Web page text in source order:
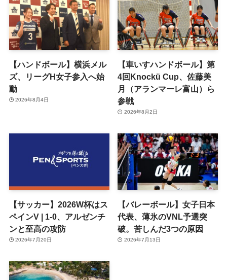
【ハンドボール】横浜メル
ズ、リーグH女子参入へ始
動
2026年8月4日
【車いすハンドボール】第
4回Knockü Cup、佐藤美
月（アランマーレ富山）ら
参戦
2026年8月2日
【サッカー】2026W杯はス
ペインV | 1-0、アルゼンチ
ンと至高の攻防
2026年7月20日
【バレーボール】女子日本
代表、薄氷のVNL予選突
破。苦しんだ3つの原因
2026年7月13日